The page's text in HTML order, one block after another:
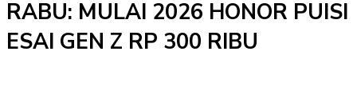
RABU: MULAI 2026 HONOR PUISI
ESAI GEN Z RP 300 RIBU